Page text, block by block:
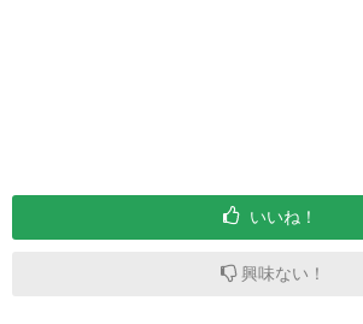
いいね！
興味ない！